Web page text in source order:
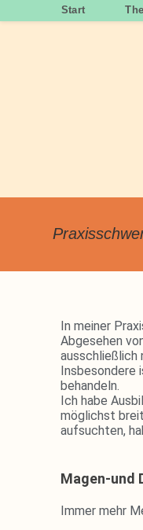
Start
In meiner
Abgesehen
ausschließlich
Insbesondere
behandeln.
Ich habe
möglichst
aufsuchten,
Magen-und
Immer mehr